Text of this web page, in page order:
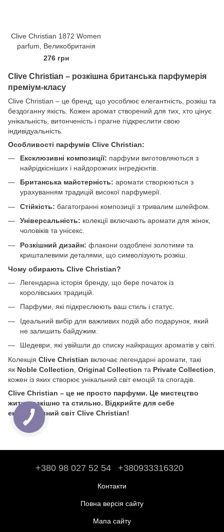
Clive Christian 1872 Women
parfum, Великобританія
276 грн
Clive Christian – розкішна британська парфумерія
преміум-класу
Clive Christian – це бренд, що уособлює елегантність, розкіш та
бездоганну якість. Кожен аромат створений для тих, хто цінує
унікальність, витонченість і прагне підкреслити свою
індивідуальність.
Особливості парфумів Clive Christian:
Ексклюзивні композиції: парфуми виготовляються з
найрідкісніших і найдорожчих інгредієнтів.
Британська майстерність: аромати створюються з
урахуванням традицій високої парфумерії.
Стійкість: багатогранні композиції з тривалим шлейфом.
Універсальність: колекції включають аромати для жінок,
чоловіків та унісекс.
Розкішний дизайн: флакони оздоблені золотими та
кришталевими деталями, що символізують розкіш.
Чому обирають Clive Christian?
Легендарна історія бренду, що бере початок із
королівських традицій.
Парфуми, які підкреслюють ваш стиль і статус.
Ідеальний вибір для важливих подій або подарунок, який
не залишить байдужим.
Шедеври, які увійшли до списку найкращих ароматів у світі.
Колекція Clive Christian включає легендарні аромати, такі
як Noble Collection Original Collection та Private Collection
кожен із яких створює унікальний світ емоцій та спогадів.
Clive Christian – це не просто парфуми. Це мистецтво
жити розкішно та стильно. Відкрийте для себе
ексклюзивний світ Clive Christian!
+380 98 027 52 54 +380933316320
Контакти
Повна версія сайту
Мапа сайту